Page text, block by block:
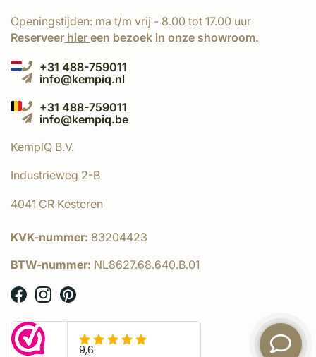
Openingstijden: ma t/m vrij - 8.00 tot 17.00 uur
Reserveer hier een bezoek in onze showroom.
+31 488-759011
info@kempiq.nl
+31 488-759011
info@kempiq.be
KempíQ B.V.
Industrieweg 2-B
4041 CR Kesteren
KVK-nummer: 83204423
BTW-nummer: NL8627.68.640.B.01